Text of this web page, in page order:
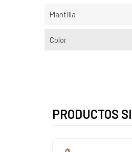
Plantilla
Color
PRODUCTOS